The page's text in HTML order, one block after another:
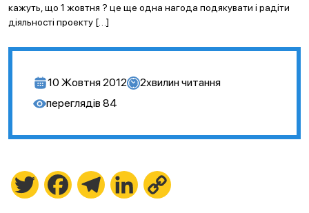
кажуть, що 1 жовтня ? це ще одна нагода подякувати і радіти
діяльності проекту […]
10 Жовтня 2012 2хвилин читання
переглядів 84
Twitter FacebookTelegramLinkedIn